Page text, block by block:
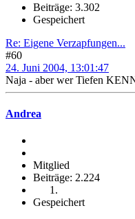
Beiträge: 3.302
Gespeichert
Re: Eigene Verzapfungen...
#60
24. Juni 2004, 13:01:47
Naja - aber wer Tiefen
Andrea
Mitglied
Beiträge: 2.224
Gespeichert